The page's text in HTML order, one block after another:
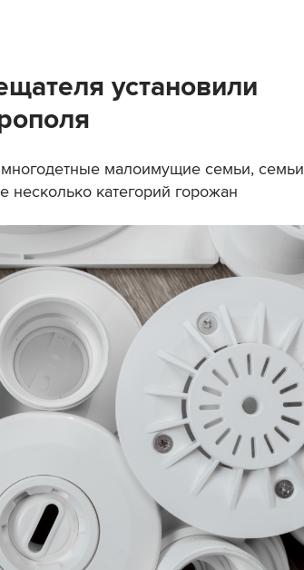
установили
многодетные малоимущие семьи, семьи
категорий горожан